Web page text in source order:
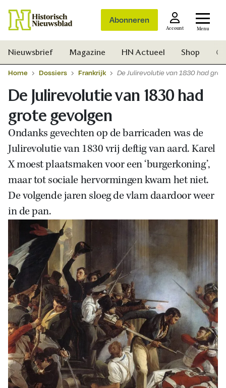
Abonneren
Account Menu
Zoek
Nieuwsbrief Magazine HN Actueel Shop
Home Dossiers Frankrijk De Julirevolutie van 1830 had
De Julirevolutie van 1830 had
grote gevolgen
Ondanks gevechten op de barricaden was de
Julirevolutie van 1830 vrij deftig van aard. Karel
X moest plaatsmaken voor een ‘burgerkoning’,
maar tot sociale hervormingen kwam het niet.
De volgende jaren sloeg de vlam daardoor weer
in de pan.